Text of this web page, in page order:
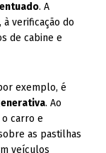
. A
verificação do
de cabine e
exemplo, é
. Ao
carro e
as pastilhas
veículos